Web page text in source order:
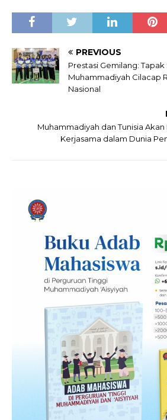
PREVIOUS
Prestasi Gemilang: Tapak
Muhammadiyah Cilacap
Nasional
Muhammadiyah dan Tunisia
Kerjasama dalam Dunia